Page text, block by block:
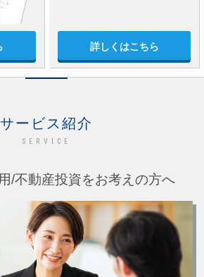
詳しくはこちら
サービス紹介
SERVICE
/不動産投資をお考えの方へ